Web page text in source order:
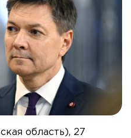
область), 27